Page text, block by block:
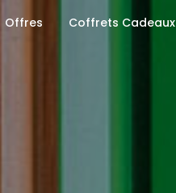
Offres Coffrets Cadeaux